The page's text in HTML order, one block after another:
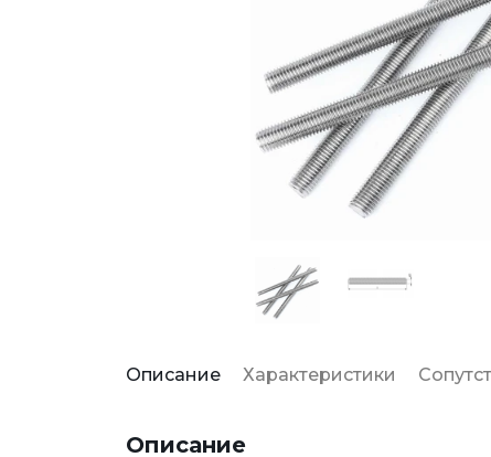
Описание Характеристики
Описание